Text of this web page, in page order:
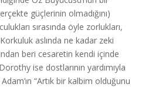
güçlerinin olmadığını)
sırasında öyle zorlukları,
aslında ne kadar zeki
beri cesaretin kendi içinde
ise dostlarının yardımıyla
“Artık bir kalbim olduğunu